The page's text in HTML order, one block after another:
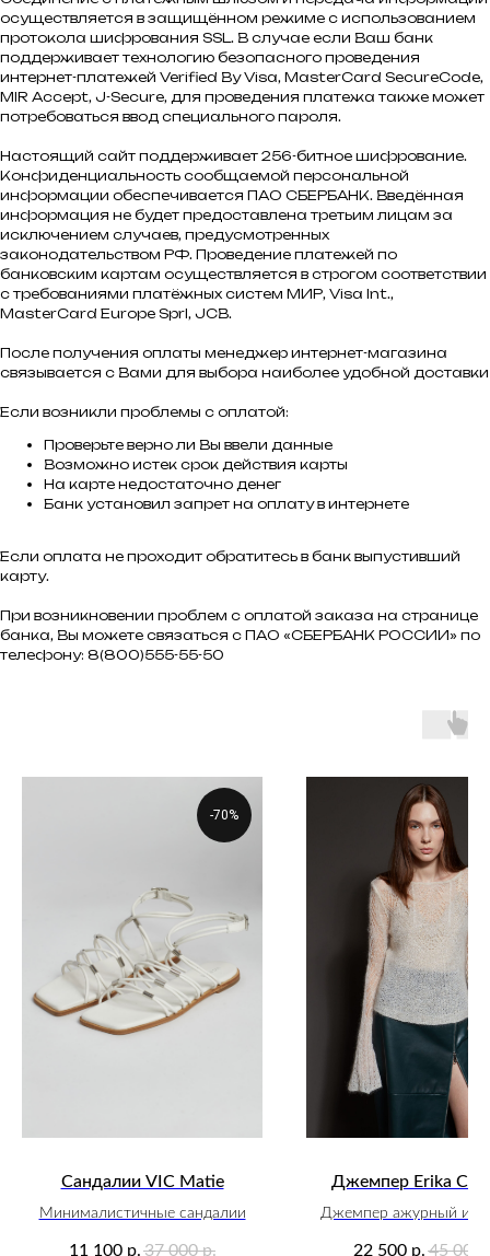
осуществляется в защищённом режиме с использованием
протокола шифрования SSL. В случае если Ваш банк
поддерживает технологию безопасного проведения
интернет-платежей Verified By Visa, MasterCard SecureCode,
MIR Accept, J-Secure, для проведения платежа также может
потребоваться ввод специального пароля.
Настоящий сайт поддерживает 256-битное шифрование.
Конфиденциальность сообщаемой персональной
информации обеспечивается ПАО СБЕРБАНК. Введённая
информация не будет предоставлена третьим лицам за
исключением случаев, предусмотренных
законодательством РФ. Проведение платежей по
банковским картам осуществляется в строгом соответствии
с требованиями платёжных систем МИР, Visa Int.,
MasterCard Europe Sprl, JCB.
После получения оплаты менеджер интернет-магазина
связывается с Вами для выбора наиболее удобной доставки
Если возникли проблемы с оплатой:
Проверьте верно ли Вы ввели данные
Возможно истек срок действия карты
На карте недостаточно денег
Банк установил запрет на оплату в интернете
Если оплата не проходит обратитесь в банк выпустивший
карту.
При возникновении проблем с оплатой заказа на странице
банка, Вы можете связаться с ПАО «СБЕРБАНК РОССИИ» по
телефону: 8(800)555-55-50
-70%
Сандалии VIC Matie
Минималистичные сандалии
11 100 р. 37 000 р.
Джемпер Erika
Джемпер ажурный из
22 500 р. 45 000